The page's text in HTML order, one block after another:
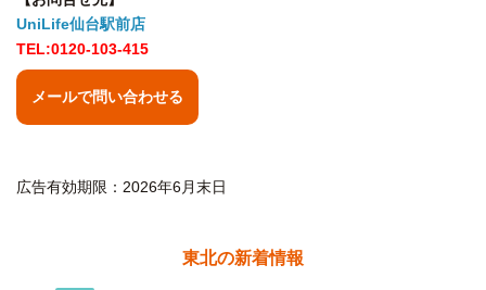
UniLife仙台駅前店
TEL:0120-103-415
メールで問い合わせる
広告有効期限：2026年6月末日
東北の新着情報